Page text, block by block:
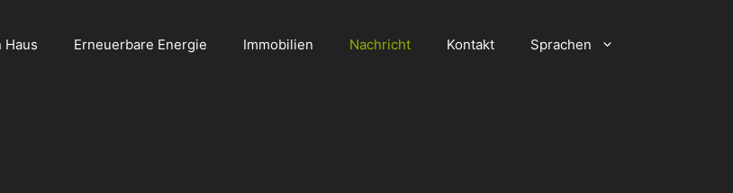
Haus Erneuerbare Energie Immobilien Nachricht Kontakt Sprachen